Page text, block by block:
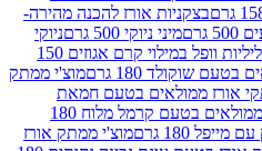
אורז להכנה מהירה-
מיני ניוקי 500 גרם
ניוקי
גליליות וופל במילוי קרם אגוזים 150
גרם
מוצ'י ממתק
בטעם חמאת
מוצ'י ממתקי אורז ממולאים בטעם קרמל מלוח 180
מוצ'י ממתק אורז